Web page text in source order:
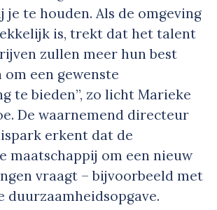
je te houden. Als de omgeving
is, trekt dat het talent
zullen meer hun best
een gewenste
te bieden”, zo licht Marieke
De waarnemend directeur
erkent dat de
maatschappij om een nieuw
vraagt – bijvoorbeeld met
duurzaamheidsopgave.